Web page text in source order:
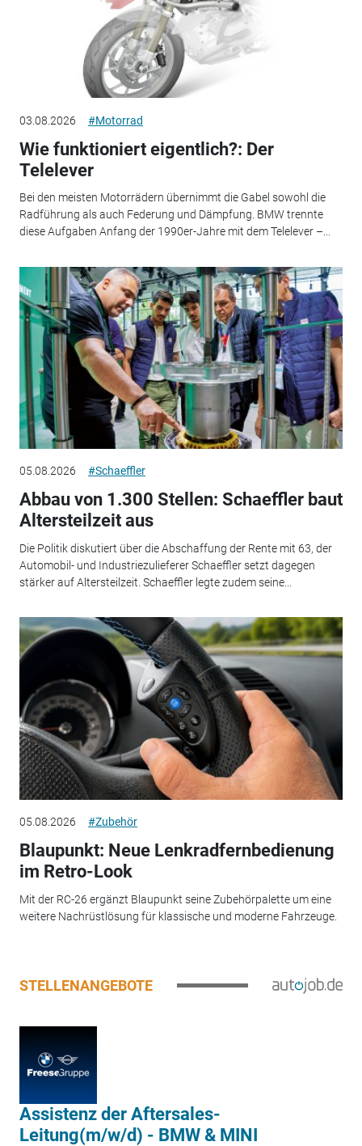
03.08.2026 #Motorrad
Wie funktioniert eigentlich?: Der
Telelever
Bei den meisten Motorrädern übernimmt die Gabel sowohl die
Radführung als auch Federung und Dämpfung. BMW trennte
diese Aufgaben Anfang der 1990er-Jahre mit dem Telelever –...
05.08.2026 #Schaeffler
Abbau von 1.300 Stellen: Schaeffler baut
Altersteilzeit aus
Die Politik diskutiert über die Abschaffung der Rente mit 63, der
Automobil- und Industriezulieferer Schaeffler setzt dagegen
stärker auf Altersteilzeit. Schaeffler legte zudem seine...
05.08.2026 #Zubehör
Blaupunkt: Neue Lenkradfernbedienung
im Retro-Look
Mit der RC-26 ergänzt Blaupunkt seine Zubehörpalette um eine
weitere Nachrüstlösung für klassische und moderne Fahrzeuge.
STELLENANGEBOTE
Assistenz der Aftersales-
Leitung(m/w/d) - BMW & MINI